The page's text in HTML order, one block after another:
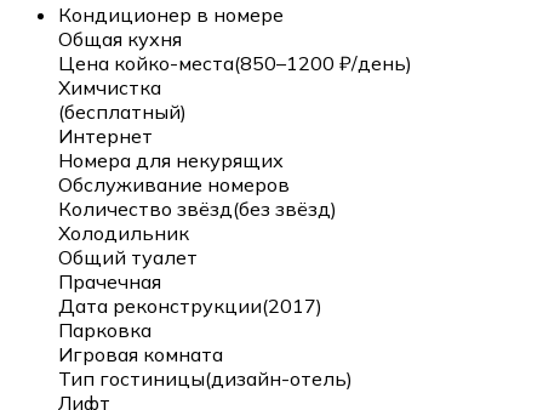
Кондиционер в номере
Общая кухня
Цена койко-места(850–1200 ₽/день)
Химчистка
(бесплатный)
Интернет
Номера для некурящих
Обслуживание номеров
Количество звёзд(без звёзд)
Холодильник
Общий туалет
Прачечная
Дата реконструкции(2017)
Парковка
Игровая комната
Тип гостиницы(дизайн-отель)
Лифт